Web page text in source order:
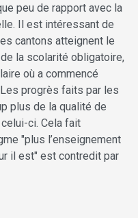
peu de rapport avec la
Il est intéressant de
cantons atteignent le
la scolarité obligatoire,
où a commencé
progrès faits par les
plus de la qualité de
ci. Cela fait
"plus l’enseignement
il est" est contredit par